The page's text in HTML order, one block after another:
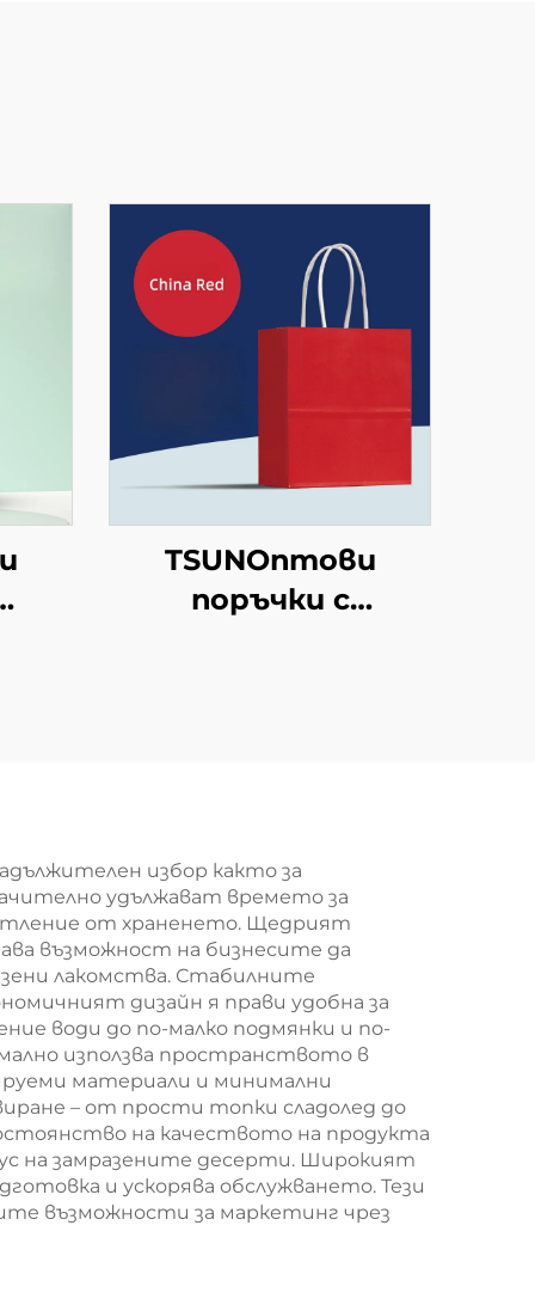
за
TSUNОптови
поръчки с
екранна печат за
Нова година/
Кристемас,
пластмасова
упаковка за
хранителни
продукти и
занаятчии
избор както за
удължават времето за
от храненето. Щедрият
възможност на бизнесите да
лакомства. Стабилните
дизайн я прави удобна за
води до по-малко подмянки и по-
използва пространството в
материали и минимални
– от прости топки сладолед до
на качеството на продукта
на замразените десерти. Широкият
и ускорява обслужването. Тези
възможности за маркетинг чрез